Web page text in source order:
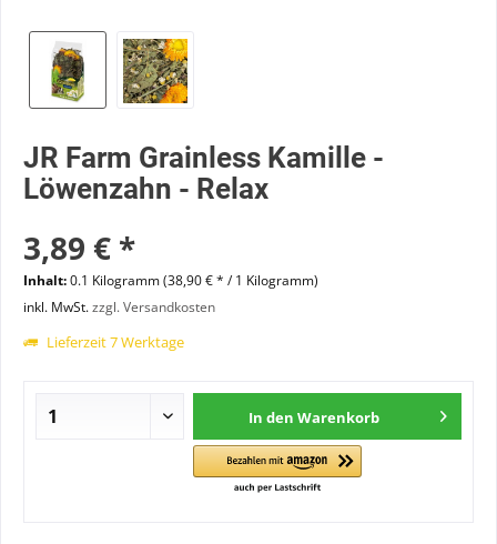
JR Farm Grainless Kamille -
Löwenzahn - Relax
3,89 € *
Inhalt:0.1 Kilogramm (38,90 € * / 1 Kilogramm)
inkl. MwSt.zzgl. Versandkosten
Lieferzeit 7 Werktage
In den Warenkorb